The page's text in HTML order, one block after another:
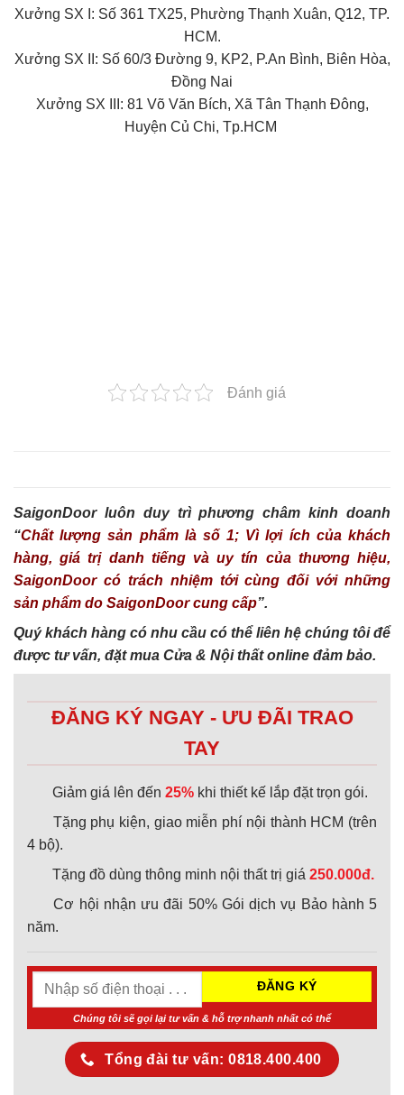
Xưởng SX I: Số 361 TX25, Phường Thạnh Xuân, Q12, TP.
HCM.
Xưởng SX II: Số 60/3 Đường 9, KP2, P.An Bình, Biên Hòa,
Đồng Nai
Xưởng SX III: 81 Võ Văn Bích, Xã Tân Thạnh Đông,
Huyện Củ Chi, Tp.HCM
Đánh giá
SaigonDoor luôn duy trì phương châm kinh doanh
“Chất lượng sản phẩm là số 1; Vì lợi ích của khách
hàng, giá trị danh tiếng và uy tín của thương hiệu,
SaigonDoor có trách nhiệm tới cùng đối với những
sản phẩm do SaigonDoor cung cấp”.
Quý khách hàng có nhu cầu có thể liên hệ chúng tôi để
được tư vấn, đặt mua Cửa & Nội thất online đảm bảo.
ĐĂNG KÝ NGAY - ƯU ĐÃI TRAO
TAY
Giảm giá lên đến 25% khi thiết kế lắp đặt trọn gói.
Tặng phụ kiện, giao miễn phí nội thành HCM (trên
4 bộ).
Tặng đồ dùng thông minh nội thất trị giá 250.000đ.
Cơ hội nhận ưu đãi 50% Gói dịch vụ Bảo hành 5
năm.
Chúng tôi sẽ gọi lại tư vấn & hỗ trợ nhanh nhất có thể
Tổng đài tư vấn: 0818.400.400